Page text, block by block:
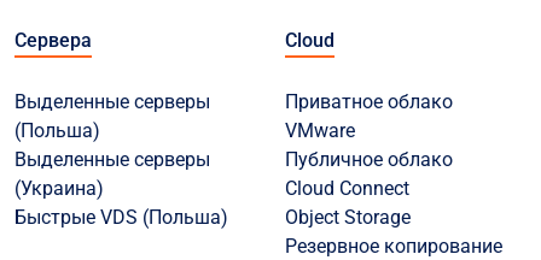
Сервера
Выделенные серверы
(Польша)
Выделенные серверы
(Украина)
Быстрые VDS (Польша)
Cloud
Приватное облако
VMware
Публичное облако
Cloud Connect
Object Storage
Резервное копирование